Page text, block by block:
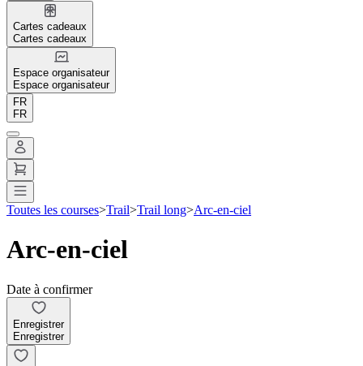
Cartes cadeaux
Cartes cadeaux
Espace organisateur
Espace organisateur
FR
FR
Toutes les courses>Trail>Trail long>Arc-en-ciel
Arc-en-ciel
Date à confirmer
Enregistrer
Enregistrer